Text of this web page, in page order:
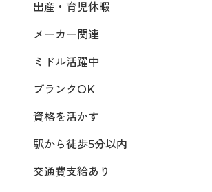
出産・育児休暇
メーカー関連
ミドル活躍中
ブランクOK
資格を活かす
駅から徒歩5分以内
交通費支給あり